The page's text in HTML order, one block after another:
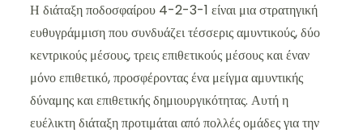
Η διάταξη ποδοσφαίρου 4-2-3-1 είναι μια στρατηγική
ευθυγράμμιση που συνδυάζει τέσσερις αμυντικούς, δύο
κεντρικούς μέσους, τρεις επιθετικούς μέσους και έναν
μόνο επιθετικό, προσφέροντας ένα μείγμα αμυντικής
δύναμης και επιθετικής δημιουργικότητας. Αυτή η
ευέλικτη διάταξη προτιμάται από πολλές ομάδες για την